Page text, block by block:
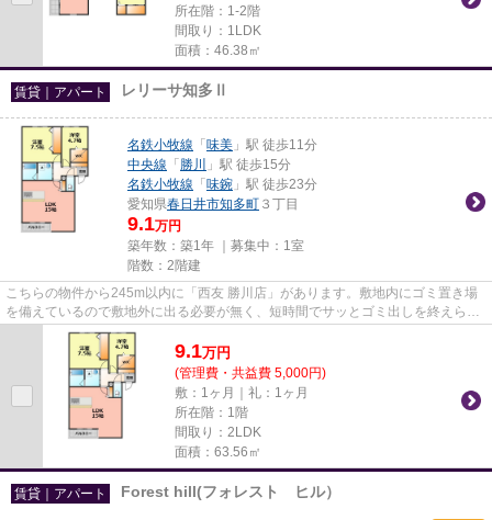
所在階：1-2階
間取り：1LDK
面積：46.38㎡
賃貸｜アパート レリーサ知多Ⅱ
名鉄小牧線 「 味美 」駅 徒歩11分
中央線 「 勝川
」駅 徒歩15分
名鉄小牧線 「 味鋺 」駅 徒歩23分
愛知県春日井市知多町 ３丁目
9.1万円
築年数：築1年 ｜募集中： 1室
階数：2階建
こちらの物件から245m以内に「西友 勝川店」があります。敷地内にゴミ置き場
を備えているので敷地外に出る必要が無く、短時間でサッとゴミ出しを終えられ
ます。徒歩11分で駅へのアクセ...
9.1万円
(管理費・共益費 5,000円)
敷：1ヶ月｜礼：1ヶ月
所在階：1階
間取り：2LDK
面積：63.56㎡
賃貸｜アパート Forest hill(フォレスト ヒル）